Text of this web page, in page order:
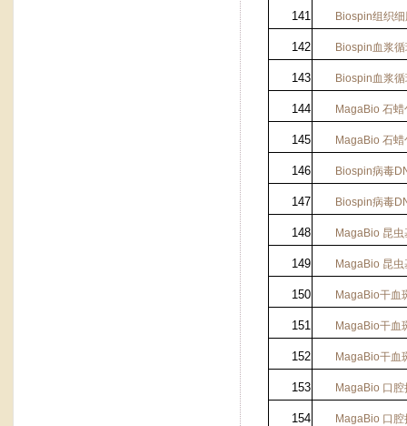
141 Biospin组织
142 Biospin血浆
143 Biospin血浆
144 MagaBio 石蜡
145 MagaBio 石蜡
146 Biospin病毒
147 Biospin病毒
148 MagaBio 昆虫
149 MagaBio 昆虫
150 MagaBio干血
151 MagaBio干血
152 MagaBio干血
153 MagaBio 口
154 MagaBio 口